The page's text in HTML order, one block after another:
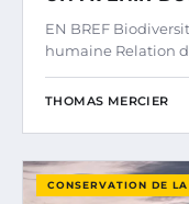
EN BREF
humaine Relation
THOMAS MERCIER
CONSERVATION DE